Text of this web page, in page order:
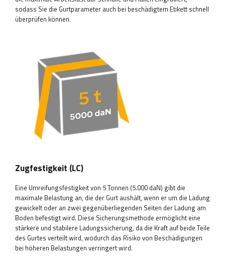
sodass Sie die Gurtparameter auch bei beschädigtem Etikett schnell
überprüfen können.
Zugfestigkeit (LC)
Eine Umreifungsfestigkeit von 5 Tonnen (5.000 daN) gibt die
maximale Belastung an, die der Gurt aushält, wenn er um die Ladung
gewickelt oder an zwei gegenüberliegenden Seiten der Ladung am
Boden befestigt wird. Diese Sicherungsmethode ermöglicht eine
stärkere und stabilere Ladungssicherung, da die Kraft auf beide Teile
des Gurtes verteilt wird, wodurch das Risiko von Beschädigungen
bei höheren Belastungen verringert wird.